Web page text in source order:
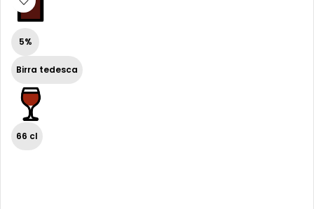
5%
Birra tedesca
66 cl